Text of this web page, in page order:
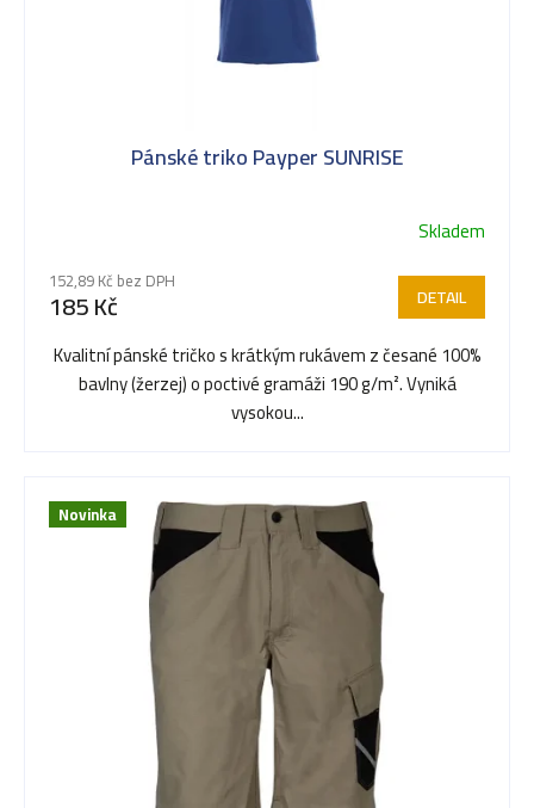
Pánské triko Payper SUNRISE
hodnocení
produktu
je
5,0
Skladem
152,89 Kč bez DPH
185 Kč DETAIL
Kvalitní pánské tričko s krátkým rukávem z česané 100%
bavlny (žerzej) o poctivé gramáži 190 g/m². Vyniká
vysokou...
Novinka